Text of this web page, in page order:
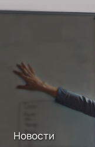
Новости